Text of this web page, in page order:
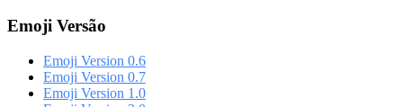
Emoji Versão
Emoji Version 0.6
Emoji Version 0.7
Emoji Version 1.0